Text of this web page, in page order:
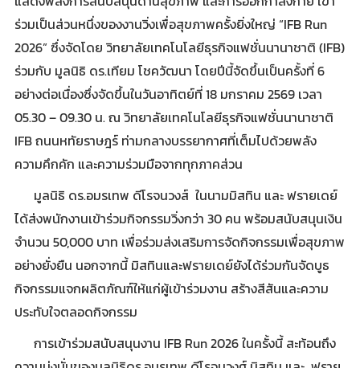
ร่วมเป็นส่วนหนึ่งของงานวิ่งเพื่อสุขภาพครั้งยิ่งใหญ่ “IFB Run
2026” ซึ่งจัดโดย วิทยาลัยเทคโนโลยีธุรกิจแฟชั่นนานาชาติ (IFB)
ร่วมกับ มูลนิธิ ดร.เทียม โชควัฒนา โดยปีนี้จัดขึ้นเป็นครั้งที่ 6
อย่างต่อเนื่องซึ่งจัดขึ้นในวันอาทิตย์ที่ 18 มกราคม 2569 เวลา
05.30 – 09.30 น. ณ วิทยาลัยเทคโนโลยีธุรกิจแฟชั่นนานาชาติ
IFB ถนนหทัยราษฎร์ ท่ามกลางบรรยากาศที่เต็มไปด้วยพลัง
ความคึกคัก และความร่วมมือจากทุกภาคส่วน
มูลนิธิ ดร.อมรเทพ ดีโรจนวงส์ ในนามมิสทิน และ ฟรายเดย์
ได้ส่งพนักงานเข้าร่วมกิจกรรมวิ่งกว่า 30 คน พร้อมสนับสนุนเงิน
จำนวน 50,000 บาท เพื่อร่วมส่งเสริมการจัดกิจกรรมเพื่อสุขภาพ
อย่างยั่งยืน นอกจากนี้ มิสทินและฟรายเดย์ยังได้ร่วมกันจัดบูธ
กิจกรรมแจกผลิตภัณฑ์ให้แก่ผู้เข้าร่วมงาน สร้างสีสันและความ
ประทับใจตลอดกิจกรรม
การเข้าร่วมสนับสนุนงาน IFB Run 2026 ในครั้งนี้ สะท้อนถึง